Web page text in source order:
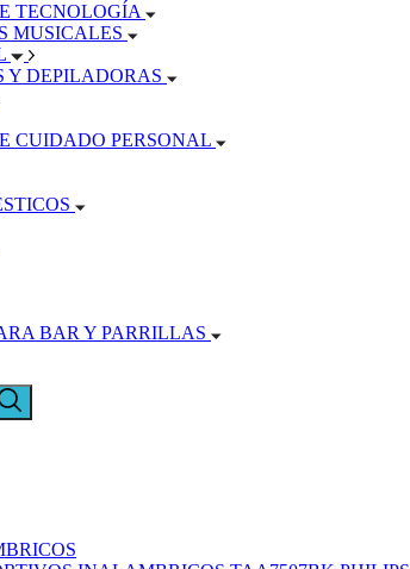
TECNOLOGÍA
MUSICALES
Y DEPILADORAS
CUIDADO PERSONAL
BAR Y PARRILLAS